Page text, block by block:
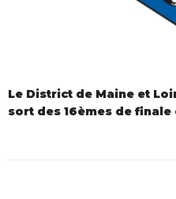
Le District de Maine et
sort des 16èmes de finale